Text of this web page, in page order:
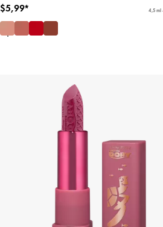
$5,99*
4,5 ml